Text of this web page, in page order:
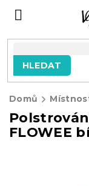
HLEDAT
Domů
FLOWEE